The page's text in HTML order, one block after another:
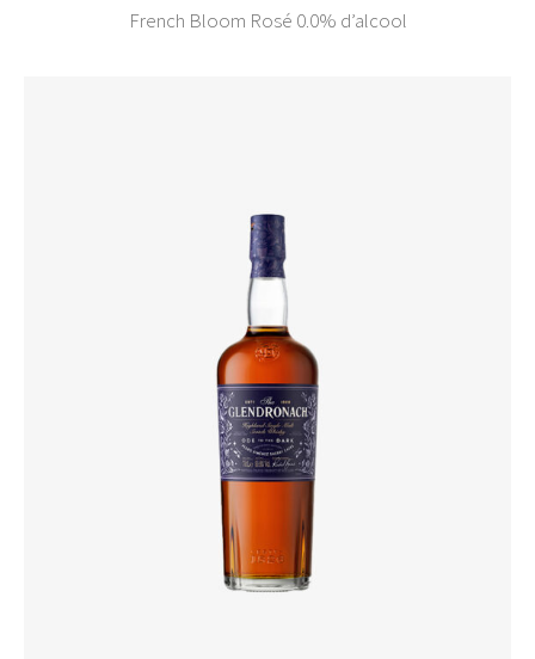
French Bloom Rosé 0.0% d’alcool